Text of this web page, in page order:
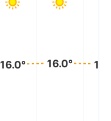
16.0° 16.0°